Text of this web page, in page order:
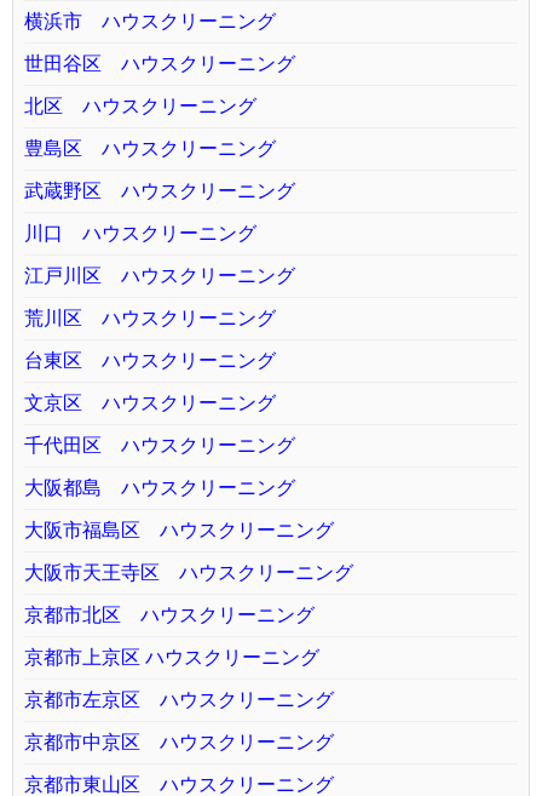
横浜市 ハウスクリーニング
世田谷区 ハウスクリーニング
北区 ハウスクリーニング
豊島区 ハウスクリーニング
武蔵野区 ハウスクリーニング
川口 ハウスクリーニング
江戸川区 ハウスクリーニング
荒川区 ハウスクリーニング
台東区 ハウスクリーニング
文京区 ハウスクリーニング
千代田区 ハウスクリーニング
大阪都島 ハウスクリーニング
大阪市福島区 ハウスクリーニング
大阪市天王寺区 ハウスクリーニング
京都市北区 ハウスクリーニング
京都市上京区 ハウスクリーニング
京都市左京区 ハウスクリーニング
京都市中京区 ハウスクリーニング
京都市東山区 ハウスクリーニング